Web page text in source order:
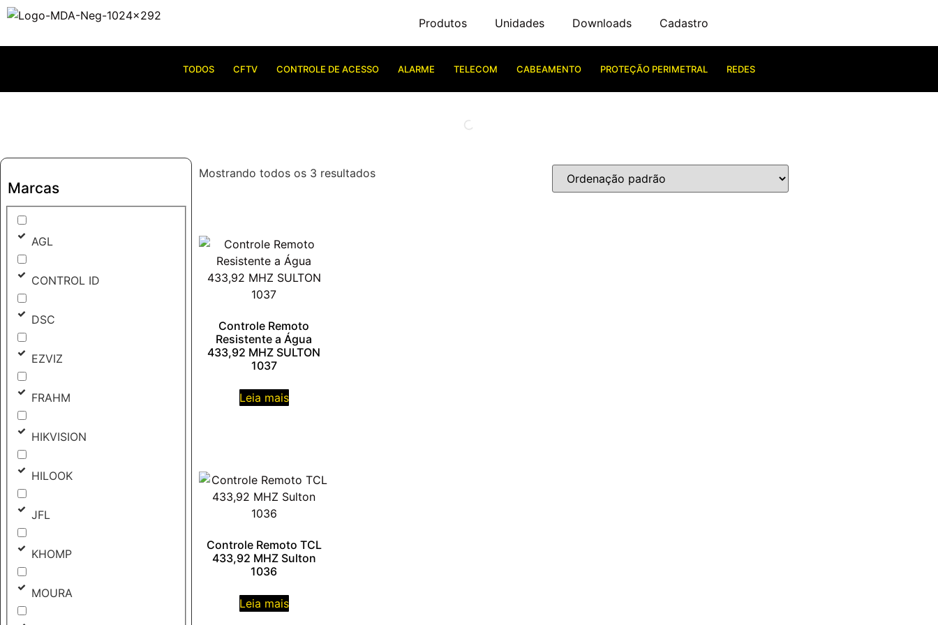
Produtos Unidades Downloads Cadastro
TODOS CFTV CONTROLE DE ACESSO ALARME TELECOM CABEAMENTO PROTEÇÃO PERIMETRAL REDES
Marcas
AGL
CONTROL ID
DSC
EZVIZ
FRAHM
HIKVISION
HILOOK
JFL
KHOMP
MOURA
Mostrando todos os 3 resultados
Controle Remoto
Resistente a Água
433,92 MHZ SULTON
1037
Leia mais
Controle Remoto TCL
433,92 MHZ Sulton
1036
Leia mais